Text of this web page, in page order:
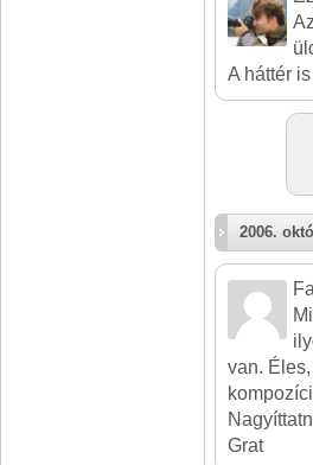
A háttér
2006.
van.
Grat